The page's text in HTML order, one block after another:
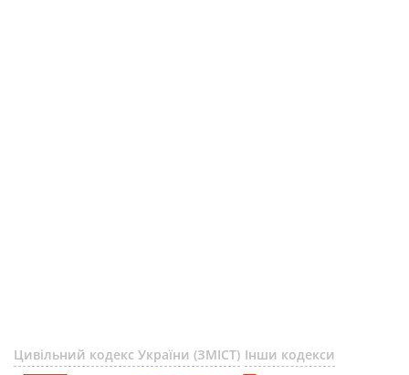
Цивільний кодекс України (ЗМІСТ) Інши кодекси